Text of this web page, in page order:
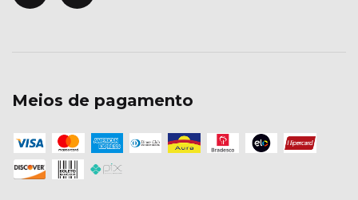
Meios de pagamento